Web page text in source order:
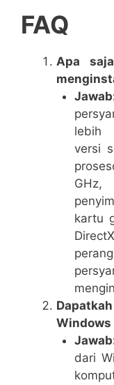
FAQ
Apa
lebih
versi
kartu
Windows
dari